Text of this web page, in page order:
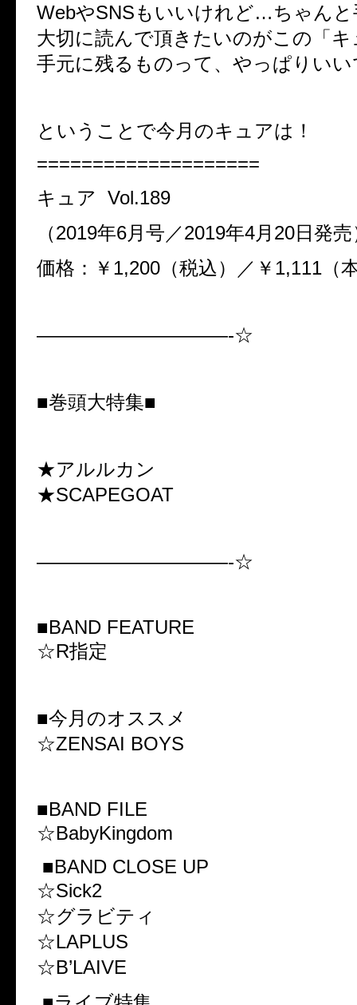
WebやSNSもいいけれど…ちゃんと
大切に読んで頂きたいのがこの「
手元に残るものって、やっぱりい
ということで今月のキュアは！
====================
キュア Vol.189
（2019年6月号／2019年4月20日発
価格：￥1,200（税込）／￥1,111（
——————————-☆
■巻頭大特集■
★アルルカン
★SCAPEGOAT
——————————-☆
■BAND FEATURE
☆R指定
■今月のオススメ
☆ZENSAI BOYS
■BAND FILE
☆BabyKingdom
■BAND CLOSE UP
☆Sick2
☆グラビティ
☆LAPLUS
☆B’LAIVE